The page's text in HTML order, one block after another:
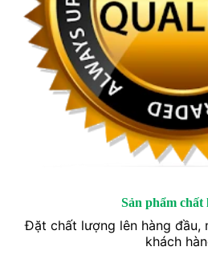
Sản phẩm chất
Đặt chất lượng lên hàng đầu,
khách